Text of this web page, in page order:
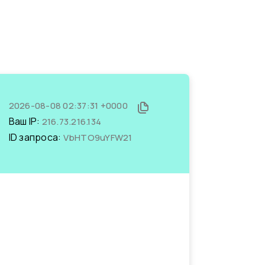
2026-08-08 02:37:31 +0000
Ваш IP: 216.73.216.134
ID запроса: VbHTO9uYFW21